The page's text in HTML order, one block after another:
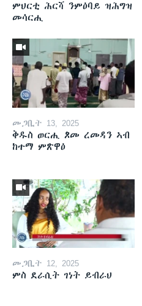
ምህርቲ ሕርሻ ንምዕባይ ዝሕግዝ
መሳርሒ
መጋቢት 13, 2025
ቅዱስ ወርሒ ጾመ ረመዳን ኣብ
ከተማ ምጽዋዕ
መጋቢት 12, 2025
ምስ ደራሲት ገነት ይብራህ